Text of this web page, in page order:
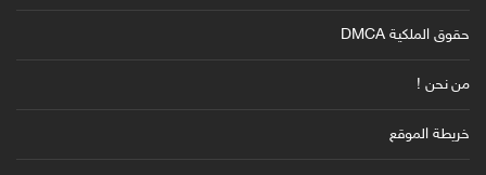
حقوق الملكية DMCA
من نحن !
خريطة الموقع